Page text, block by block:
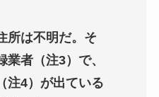
所は不明だ。そ
者（注3）で、
注4）が出ている